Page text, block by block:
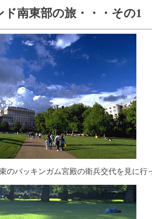
ド南東部の旅・・・その1
のバッキンガム宮殿の衛兵交代を見に行